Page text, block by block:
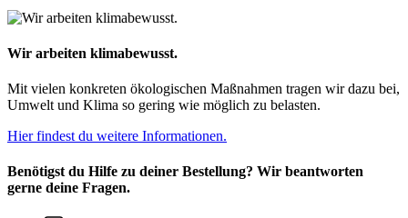
Wir arbeiten klimabewusst.
Mit vielen konkreten ökologischen Maßnahmen tragen wir dazu bei,
Umwelt und Klima so gering wie möglich zu belasten.
Hier findest du weitere Informationen.
Benötigst du Hilfe zu deiner Bestellung? Wir beantworten
gerne deine Fragen.